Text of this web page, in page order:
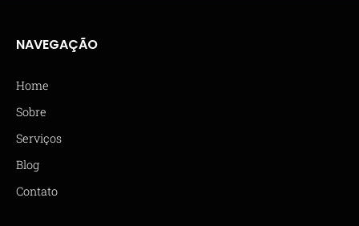
NAVEGAÇÃO
Home
Sobre
Serviços
Blog
Contato